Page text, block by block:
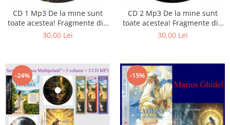
Literatura
Psihologie
Stiinta
CD 1 Mp3 De la mine sunt
toate acestea! Fragmente din
cărțile lui Marius Ghidel
30,00 Lei
CD 2 Mp3 De la mine sunt
toate acestea! Fragmente din
cărțile lui Marius Ghidel
30,00 Lei
-24% -15%